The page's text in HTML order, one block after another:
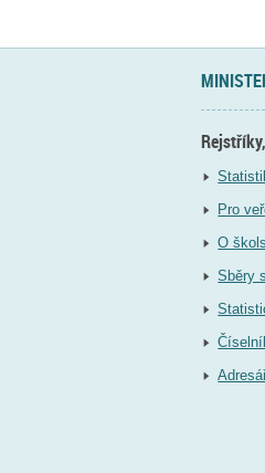
Pro
O
Sběry